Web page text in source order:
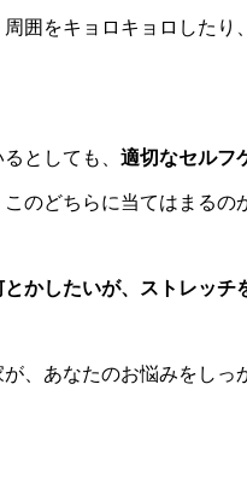
囲をキョロキョロした
としても、 適切なセルフ
のどちらに当てはまるの
かしたいが、ストレッ
、あなたのお悩みをしっ